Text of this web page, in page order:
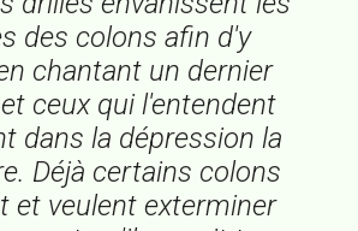
des colons afin d'y
chantant un dernier
ceux qui l'entendent
dans la dépression la
Déjà certains colons
et veulent exterminer